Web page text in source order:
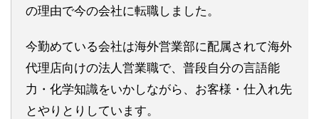
の理由で今の会社に転職しました。
今勤めている会社は海外営業部に配属されて海外
代理店向けの法人営業職で、普段自分の言語能
力・化学知識をいかしながら、お客様・仕入れ先
とやりとりしています。